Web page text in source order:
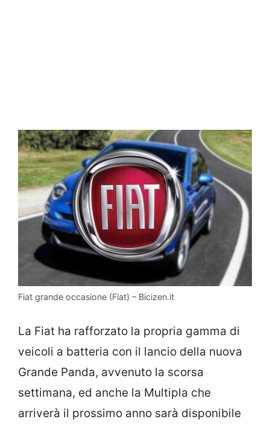
Fiat grande occasione (Fiat) – Bicizen.it
La Fiat ha rafforzato la propria gamma di
veicoli a batteria con il lancio della nuova
Grande Panda, avvenuto la scorsa
settimana, ed anche la Multipla che
arriverà il prossimo anno sarà disponibile